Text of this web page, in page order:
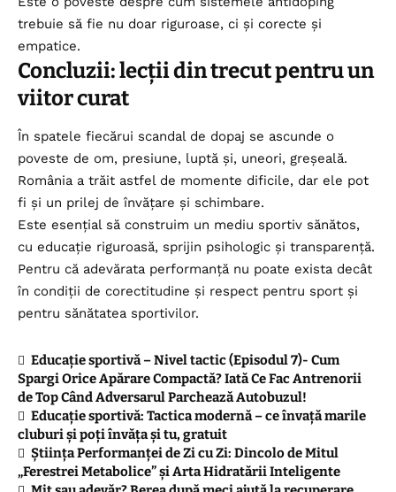
trebuie să fie nu doar riguroase, ci și corecte și
empatice.
Concluzii: lecții din trecut pentru un
viitor curat
În spatele fiecărui scandal de dopaj se ascunde o
poveste de om, presiune, luptă și, uneori, greșeală.
România a trăit astfel de momente dificile, dar ele pot
fi și un prilej de învățare și schimbare.
Este esențial să construim un mediu sportiv sănătos,
cu educație riguroasă, sprijin psihologic și transparență.
Pentru că adevărata performanță nu poate exista decât
în condiții de corectitudine și respect pentru sport și
pentru sănătatea sportivilor.
Educație sportivă – Nivel tactic (Episodul 7)- Cum
Spargi Orice Apărare Compactă? Iată Ce Fac Antrenorii
de Top Când Adversarul Parchează Autobuzul!
Educație sportivă: Tactica modernă – ce învață marile
cluburi și poți învăța și tu, gratuit
Știința Performanței de Zi cu Zi: Dincolo de Mitul
„Ferestrei Metabolice” și Arta Hidratării Inteligente